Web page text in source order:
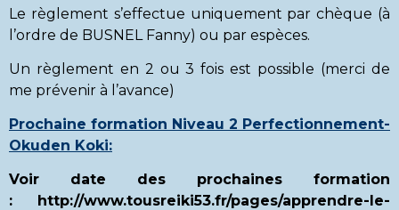
Le règlement s’effectue uniquement par chèque (à
l’ordre de BUSNEL Fanny) ou par espèces.
Un règlement en 2 ou 3 fois est possible (merci de
me prévenir à l’avance)
Prochaine formation Niveau 2 Perfectionnement-
Okuden Koki:
Voir date des prochaines formation
: http://www.tousreiki53.fr/pages/apprendre-le-